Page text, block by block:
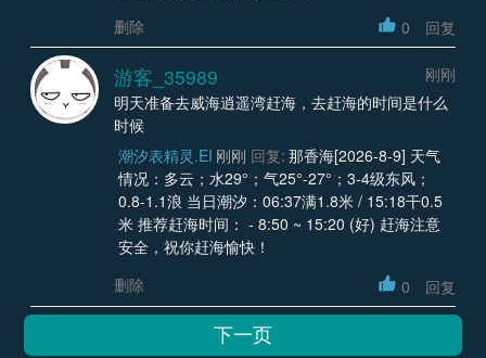
删除
0 回复
游客_35989
刚刚
明天准备去威海逍遥湾赶海，去赶海的时间是什么
时候
潮汐表精灵.EI 刚刚 回复: 那香海[2026-8-9] 天气
情况：多云；水29°；气25°-27°；3-4级东风；
0.8-1.1浪 当日潮汐：06:37满1.8米 / 15:18干0.5
米 推荐赶海时间： - 8:50 ~ 15:20 (好) 赶海注意
安全，祝你赶海愉快！
删除
0 回复